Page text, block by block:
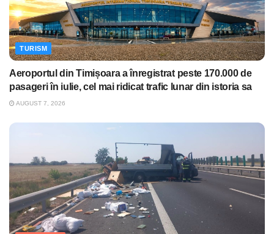
TURISM
Aeroportul din Timișoara a înregistrat peste 170.000 de
pasageri în iulie, cel mai ridicat trafic lunar din istoria sa
AUGUST 7, 2026